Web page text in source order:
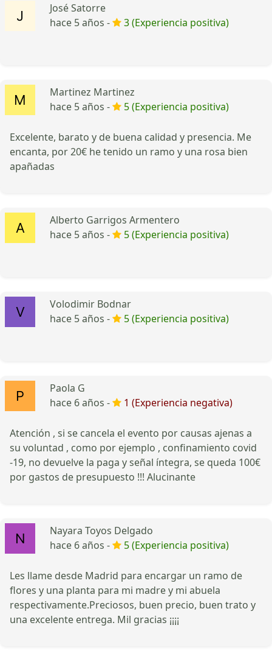
José Satorre
hace 5 años -
3 (Experiencia positiva)
Martinez Martinez
hace 5 años -
5 (Experiencia positiva)
Excelente, barato y de buena calidad y presencia. Me
encanta, por 20€ he tenido un ramo y una rosa bien
apañadas
Alberto Garrigos Armentero
hace 5 años -
5 (Experiencia positiva)
Volodimir Bodnar
hace 5 años -
5 (Experiencia positiva)
Paola G
hace 6 años -
1 (Experiencia negativa)
Atención , si se cancela el evento por causas ajenas a
su voluntad , como por ejemplo , confinamiento covid
-19, no devuelve la paga y señal íntegra, se queda 100€
por gastos de presupuesto !!! Alucinante
Nayara Toyos Delgado
hace 6 años -
5 (Experiencia positiva)
Les llame desde Madrid para encargar un ramo de
flores y una planta para mi madre y mi abuela
respectivamente.Preciosos, buen precio, buen trato y
una excelente entrega. Mil gracias ¡¡¡¡